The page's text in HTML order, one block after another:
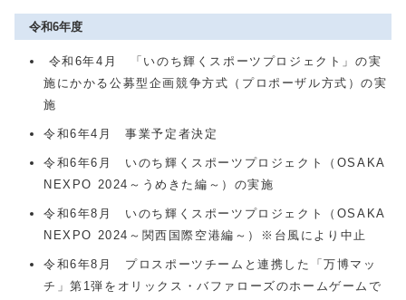
令和6年度
令和6年4月 「いのち輝くスポーツプロジェクト」の実
施にかかる公募型企画競争方式（プロポーザル方式）の実
施
令和6年4月 事業予定者決定
令和6年6月 いのち輝くスポーツプロジェクト（OSAKA
NEXPO 2024～うめきた編～）の実施
令和6年8月 いのち輝くスポーツプロジェクト（OSAKA
NEXPO 2024～関西国際空港編～）※台風により中止
令和6年8月 プロスポーツチームと連携した「万博マッ
チ」第1弾をオリックス・バファローズのホームゲームで